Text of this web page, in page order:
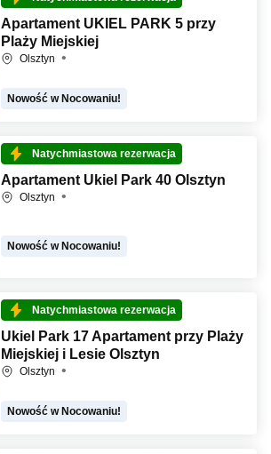
Apartament UKIEL PARK 5 przy
Plaży Miejskiej
Olsztyn
Nowość w Nocowaniu!
Natychmiastowa rezerwacja
Apartament Ukiel Park 40 Olsztyn
Olsztyn
Nowość w Nocowaniu!
Natychmiastowa rezerwacja
Ukiel Park 17 Apartament przy Plaży
Miejskiej i Lesie Olsztyn
Olsztyn
Nowość w Nocowaniu!